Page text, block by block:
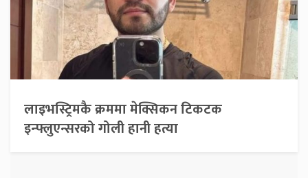
लाइभस्ट्रिमकै क्रममा मेक्सिकन टिकटक
इन्फ्लुएन्सरको गोली हानी हत्या